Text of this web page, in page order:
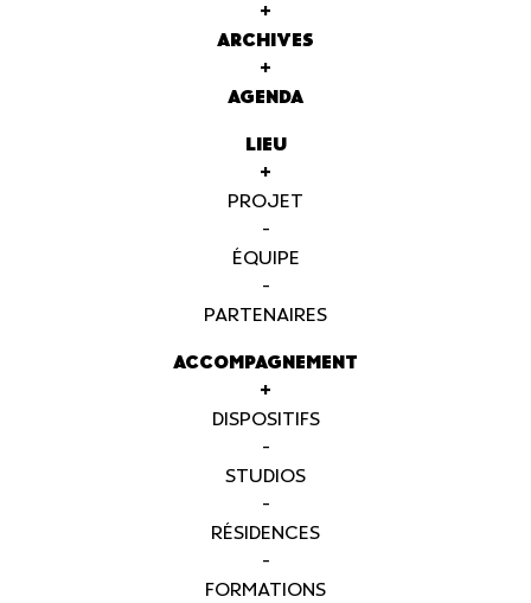
+
ARCHIVES
+
AGENDA
LIEU
+
PROJET
-
ÉQUIPE
-
PARTENAIRES
ACCOMPAGNEMENT
+
DISPOSITIFS
-
STUDIOS
-
RÉSIDENCES
-
FORMATIONS